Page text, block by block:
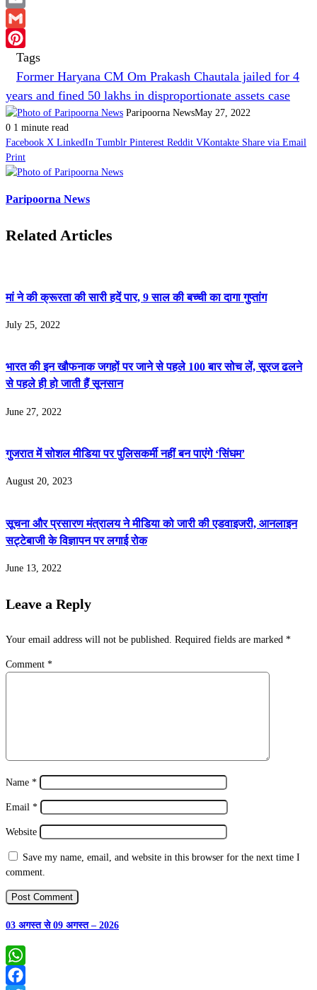
Email
Gmail
Pinterest
Tags
Former Haryana CM Om Prakash Chautala jailed for 4
years and fined 50 lakhs in disproportionate assets case
Paripoorna NewsMay 27, 2022
0 1 minute read
Facebook X LinkedIn Tumblr Pinterest Reddit VKontakte Share via Email
Print
Paripoorna News
Related Articles
मां ने की क्रूरता की सारी हदें पार, 9 साल की बच्ची का दागा गुप्तांग
July 25, 2022
भारत की इन खौफनाक जगहों पर जाने से पहले 100 बार सोच लें, सूरज ढलने
से पहले ही हो जाती हैं सूनसान
June 27, 2022
गुजरात में सोशल मीडिया पर पुलिसकर्मी नहीं बन पाएंगे ‘सिंघम’
August 20, 2023
सूचना और प्रसारण मंत्रालय ने मीडिया को जारी की एडवाइजरी, आनलाइन
सट्टेबाजी के विज्ञापन पर लगाई रोक
June 13, 2022
Leave a Reply
Your email address will not be published. Required fields are marked *
Comment *
Name *
Email *
Website
Save my name, email, and website in this browser for the next time I
comment.
03 अगस्त से 09 अगस्त – 2026
WhatsApp